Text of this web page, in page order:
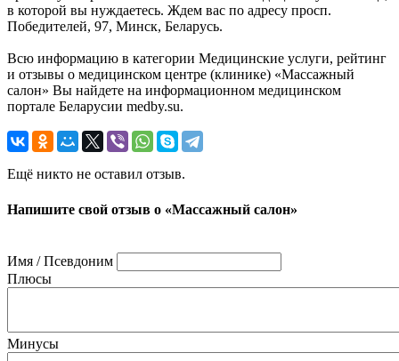
в которой вы нуждаетесь. Ждем вас по адресу просп.
Победителей, 97, Минск, Беларусь.
Всю информацию в категории Медицинские услуги, рейтинг
и отзывы о медицинском центре (клинике) «Массажный
салон» Вы найдете на информационном медицинском
портале Беларусии medby.su.
Ещё никто не оставил отзыв.
Напишите свой отзыв о «Массажный салон»
Имя / Псевдоним
Плюсы
Минусы